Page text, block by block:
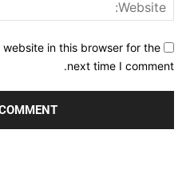
in this browser for the
next time I comment.